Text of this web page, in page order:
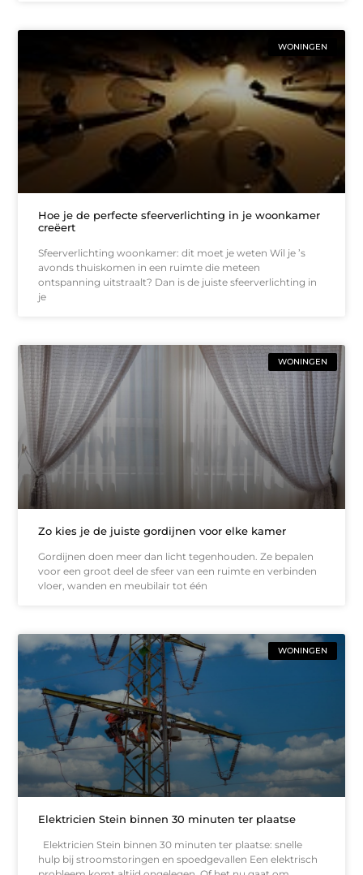
WONINGEN
Hoe je de perfecte sfeerverlichting in je woonkamer
creëert
Sfeerverlichting woonkamer: dit moet je weten Wil je ’s
avonds thuiskomen in een ruimte die meteen
ontspanning uitstraalt? Dan is de juiste sfeerverlichting in
je
WONINGEN
Zo kies je de juiste gordijnen voor elke kamer
Gordijnen doen meer dan licht tegenhouden. Ze bepalen
voor een groot deel de sfeer van een ruimte en verbinden
vloer, wanden en meubilair tot één
WONINGEN
Elektricien Stein binnen 30 minuten ter plaatse
Elektricien Stein binnen 30 minuten ter plaatse: snelle
hulp bij stroomstoringen en spoedgevallen Een elektrisch